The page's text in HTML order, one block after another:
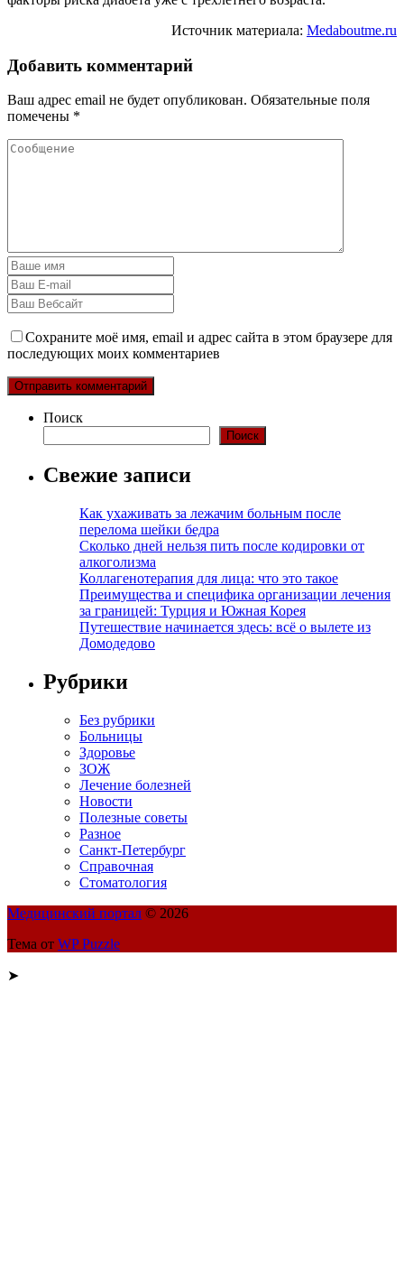
Источник материала: Medaboutme.ru
Добавить комментарий
Ваш адрес email не будет опубликован. Обязательные поля
помечены *
Сохраните моё имя, email и адрес сайта в этом браузере для
последующих моих комментариев
Поиск
Поиск
Свежие записи
Как ухаживать за лежачим больным после
перелома шейки бедра
Сколько дней нельзя пить после кодировки от
алкоголизма
Коллагенотерапия для лица: что это такое
Преимущества и специфика организации лечения
за границей: Турция и Южная Корея
Путешествие начинается здесь: всё о вылете из
Домодедово
Рубрики
Без рубрики
Больницы
Здоровье
ЗОЖ
Лечение болезней
Новости
Полезные советы
Разное
Санкт-Петербург
Справочная
Стоматология
Медицинский портал © 2026
Тема от WP Puzzle
➤